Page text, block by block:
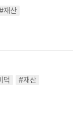
재산
덕
#재산